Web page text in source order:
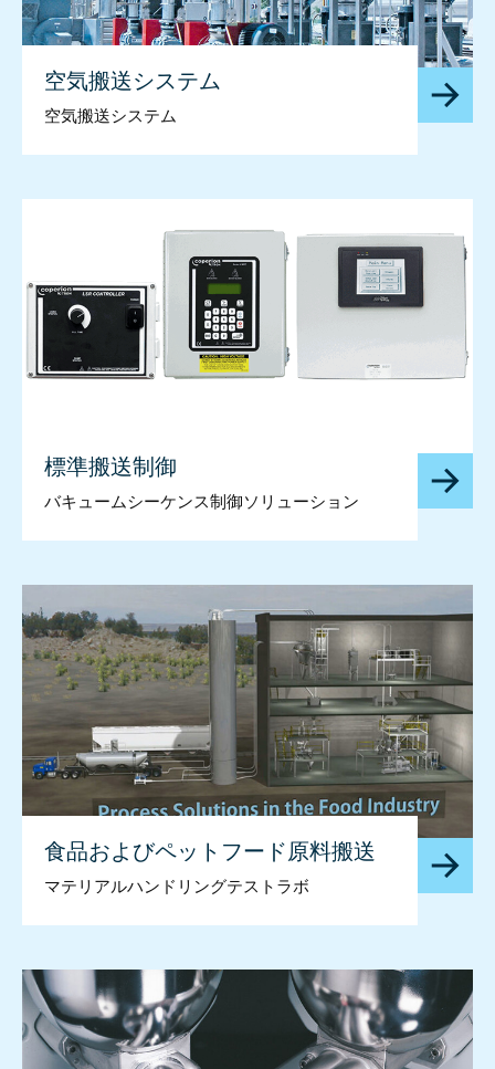
空気搬送システム
空気搬送システム
標準搬送制御
バキュームシーケンス制御ソリューション
食品およびペットフード原料搬送
マテリアルハンドリングテストラボ